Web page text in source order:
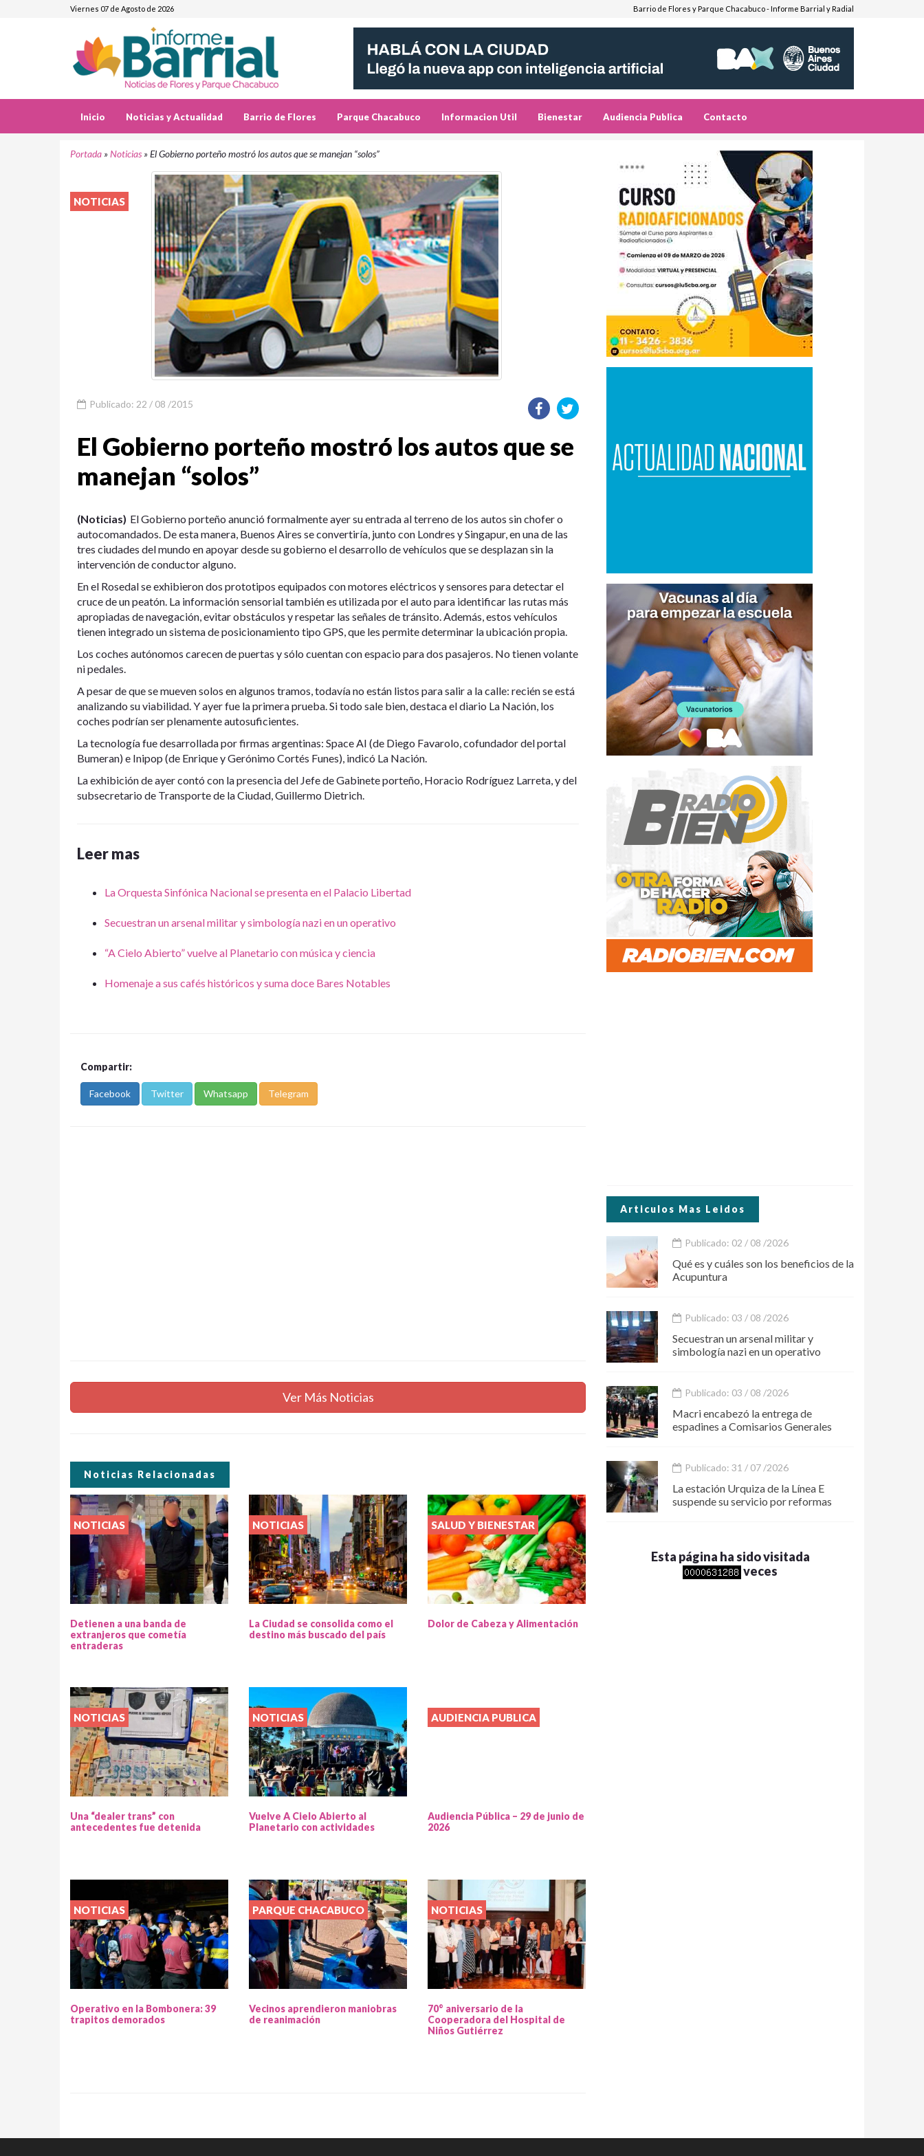
Viernes 07 de Agosto de 2026 Barrio de Flores y Parque Chacabuco - Informe Barrial y Radial
Inicio Noticias y Actualidad Barrio de Flores Parque Chacabuco Informacion Util Bienestar Audiencia Publica Contacto
Portada »Noticias »El Gobierno porteño mostró los autos que se manejan “solos”
NOTICIAS
Publicado: 22 / 08 /2015
El Gobierno porteño mostró los autos que se
manejan “solos”
(Noticias) El Gobierno porteño anunció formalmente ayer su entrada al terreno de los autos sin chofer o
autocomandados. De esta manera, Buenos Aires se convertiría, junto con Londres y Singapur, en una de las
tres ciudades del mundo en apoyar desde su gobierno el desarrollo de vehículos que se desplazan sin la
intervención de conductor alguno.
En el Rosedal se exhibieron dos prototipos equipados con motores eléctricos y sensores para detectar el
cruce de un peatón. La información sensorial también es utilizada por el auto para identificar las rutas más
apropiadas de navegación, evitar obstáculos y respetar las señales de tránsito. Además, estos vehículos
tienen integrado un sistema de posicionamiento tipo GPS, que les permite determinar la ubicación propia.
Los coches autónomos carecen de puertas y sólo cuentan con espacio para dos pasajeros. No tienen volante
ni pedales.
A pesar de que se mueven solos en algunos tramos, todavía no están listos para salir a la calle: recién se está
analizando su viabilidad. Y ayer fue la primera prueba. Si todo sale bien, destaca el diario La Nación, los
coches podrían ser plenamente autosuficientes.
La tecnología fue desarrollada por firmas argentinas: Space AI (de Diego Favarolo, cofundador del portal
Bumeran) e Inipop (de Enrique y Gerónimo Cortés Funes), indicó La Nación.
La exhibición de ayer contó con la presencia del Jefe de Gabinete porteño, Horacio Rodríguez Larreta, y del
subsecretario de Transporte de la Ciudad, Guillermo Dietrich.
Leer mas
La Orquesta Sinfónica Nacional se presenta en el Palacio Libertad
Secuestran un arsenal militar y simbología nazi en un operativo
“A Cielo Abierto” vuelve al Planetario con música y ciencia
Homenaje a sus cafés históricos y suma doce Bares Notables
Compartir:
Facebook Twitter Whatsapp Telegram
Ver Más Noticias
Noticias Relacionadas
NOTICIAS
Detienen a una banda de
extranjeros que cometía
entraderas
NOTICIAS
La Ciudad se consolida como el
destino más buscado del país
SALUD Y BIENESTAR
Dolor de Cabeza y Alimentación
NOTICIAS
Una “dealer trans” con
antecedentes fue detenida
NOTICIAS
Vuelve A Cielo Abierto al
Planetario con actividades
AUDIENCIA PUBLICA
Audiencia Pública – 29 de junio de
2026
NOTICIAS
Operativo en la Bombonera: 39
trapitos demorados
PARQUE CHACABUCO
Vecinos aprendieron maniobras
de reanimación
NOTICIAS
70° aniversario de la
Cooperadora del Hospital de
Niños Gutiérrez
Articulos Mas Leidos
Publicado: 02 / 08 /2026
Qué es y cuáles son los beneficios de la
Acupuntura
Publicado: 03 / 08 /2026
Secuestran un arsenal militar y
simbología nazi en un operativo
Publicado: 03 / 08 /2026
Macri encabezó la entrega de
espadines a Comisarios Generales
Publicado: 31 / 07 /2026
La estación Urquiza de la Línea E
suspende su servicio por reformas
Esta página ha sido visitada
veces